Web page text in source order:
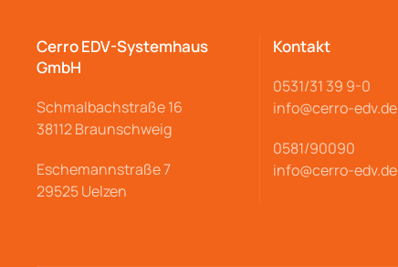
Cerro EDV-Systemhaus
GmbH
Schmalbachstraße16
38112 Braunschweig
Eschemannstraße 7
29525 Uelzen
Kontakt
0531/31 39 9-0
info@cerro-edv.de
0581/90090
info@cerro-edv.de